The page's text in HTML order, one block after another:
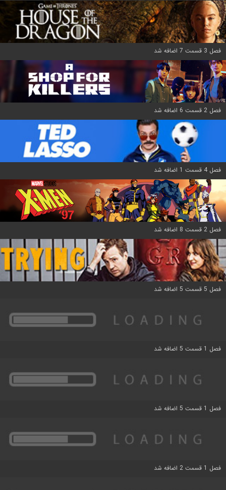
فصل 3 قسمت 7 اضافه شد
فصل 2 قسمت 6 اضافه شد
فصل 4 قسمت 1 اضافه شد
فصل 2 قسمت 8 اضافه شد
فصل 5 قسمت 5 اضافه شد
فصل 1 قسمت 5 اضافه شد
فصل 1 قسمت 5 اضافه شد
فصل 1 قسمت 2 اضافه شد